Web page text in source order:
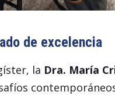
de excelencia
la Dra. María